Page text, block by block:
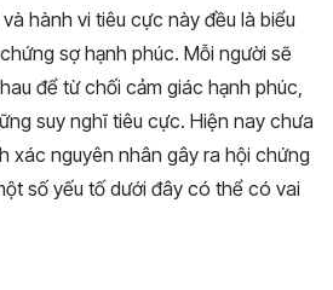
hành vi tiêu cực này đều là biểu
sợ hạnh phúc. Mỗi người sẽ
để từ chối cảm giác hạnh phúc,
suy nghĩ tiêu cực. Hiện nay chưa
xác nguyên nhân gây ra hội chứng
số yếu tố dưới đây có thể có vai